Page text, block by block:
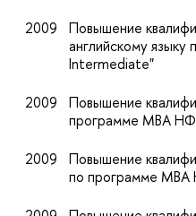
2009
Повышение
английскому языку
Intermediate"
2009
Повышение
программе МВА
2009
Повышение
по программе